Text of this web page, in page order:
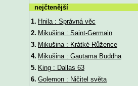
nejčtenější
1. Hnila : Správná věc
2. Mikušina : Saint-Germain
3. Mikušina : Krátké Růžence
4. Mikušina : Gautama Buddha
5. King : Dallas 63
6. Golemon : Ničitel světa